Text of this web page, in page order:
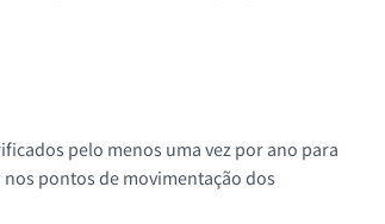
pelo menos uma vez por ano para
pontos de movimentação dos